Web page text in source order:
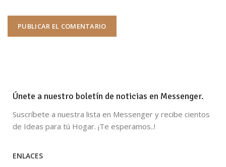
Únete a nuestro boletín de noticias en Messenger.
Suscríbete a nuestra lista en Messenger y recibe cientos
de Ideas para tú Hogar. ¡Te esperamos..!
ENLACES